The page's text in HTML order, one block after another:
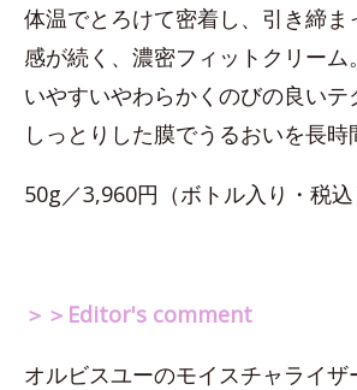
体温でとろけて密着し、引き締ま
感が続く、濃密フィットクリーム
いやすいやわらかくのびの良いテ
しっとりした膜でうるおいを長時
50g／3,960円（ボトル入り・税込
＞＞Editor's comment
オルビスユーのモイスチャライザ